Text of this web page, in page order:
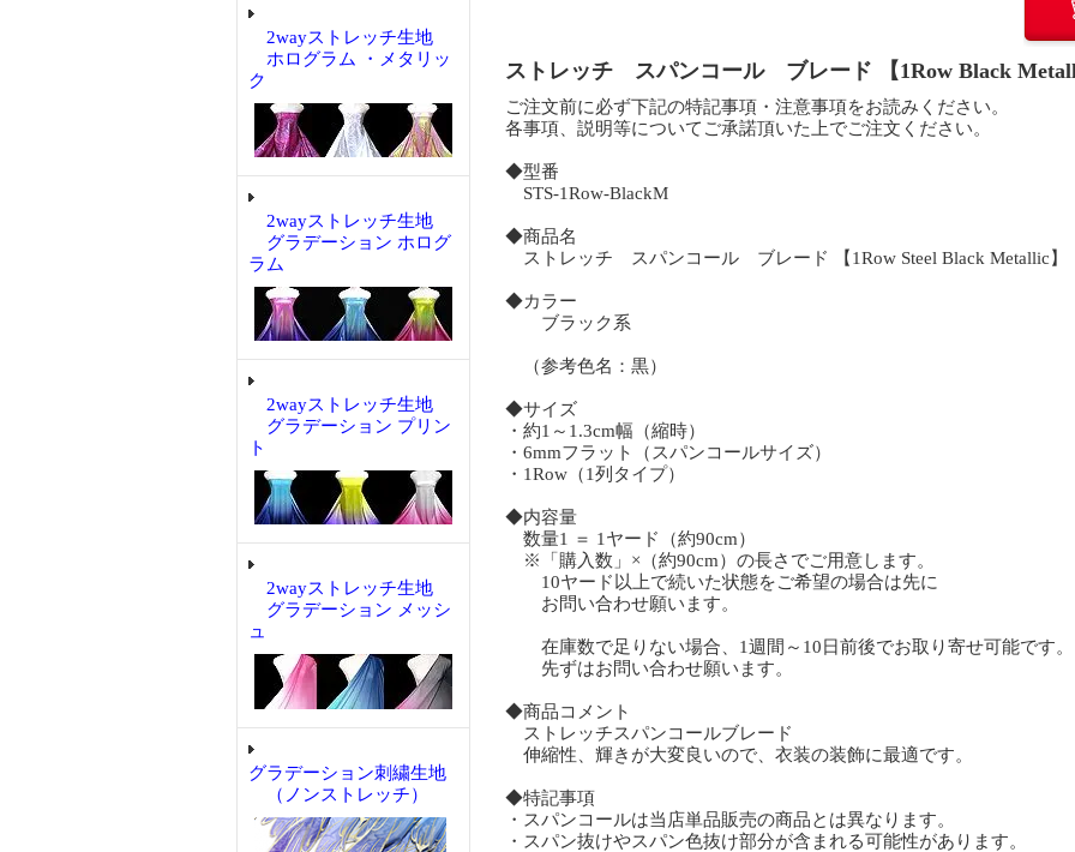
2wayストレッチ生地
ホログラム ・メタリッ
ク
2wayストレッチ生地
グラデーション ホログ
ラム
2wayストレッチ生地
グラデーション プリン
ト
2wayストレッチ生地
グラデーション メッシ
ュ
グラデーション刺繍生地
（ノンストレッチ）
ストレッチ スパンコール ブレード 【1Row Black
ご注文前に必ず下記の特記事項・注意事項をお読みください。
各事項、説明等についてご承諾頂いた上でご注文ください。
◆型番
STS-1Row-BlackM
◆商品名
ストレッチ スパンコール ブレード 【1Row Steel Black Metallic】
◆カラー
ブラック系
（参考色名：黒）
◆サイズ
・約1～1.3cm幅（縮時）
・6mmフラット（スパンコールサイズ）
・1Row（1列タイプ）
◆内容量
数量1 ＝ 1ヤード（約90cm）
※「購入数」×（約90cm）の長さでご用意します。
10ヤード以上で続いた状態をご希望の場合は先に
お問い合わせ願います。
在庫数で足りない場合、1週間～10日前後でお取り寄せ可能です。
先ずはお問い合わせ願います。
◆商品コメント
ストレッチスパンコールブレード
伸縮性、輝きが大変良いので、衣装の装飾に最適です。
◆特記事項
・スパンコールは当店単品販売の商品とは異なります。
・スパン抜けやスパン色抜け部分が含まれる可能性があります。